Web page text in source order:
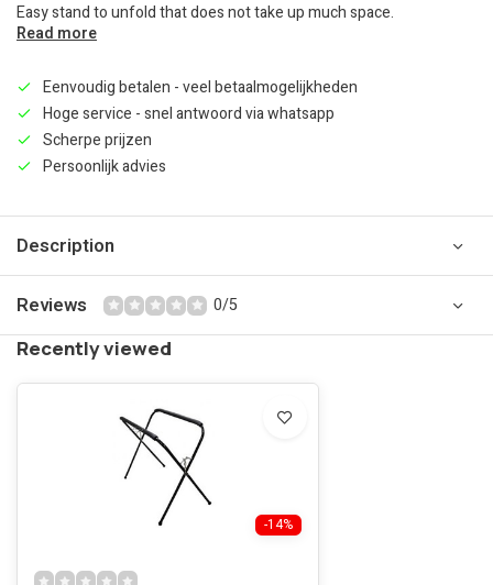
Easy stand to unfold that does not take up much space.
Read more
Eenvoudig betalen - veel betaalmogelijkheden
Hoge service - snel antwoord via whatsapp
Scherpe prijzen
Persoonlijk advies
Description
Reviews 0/5
Recently viewed
-14%